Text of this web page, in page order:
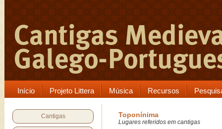
Início Projeto Littera Música Recursos
Cantigas Toponínima
Lugares referidos em cantigas